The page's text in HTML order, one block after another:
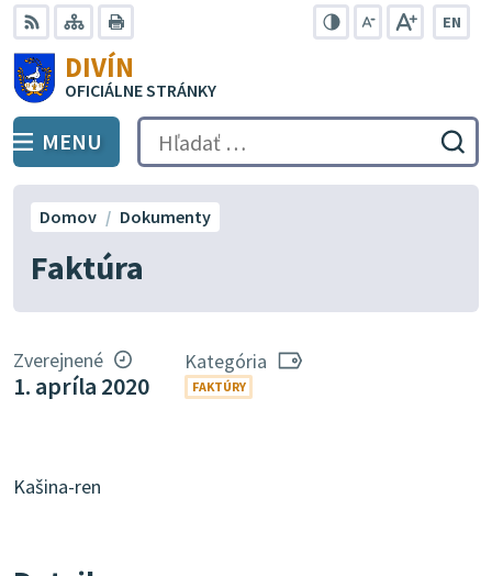
Preskočiť
na
obsah
RSS Mapa
EN
DIVÍN
OFICIÁLNE STRÁNKY
PREPNÚŤ
MENU Hľadať:
Faktúra
Domov Dokumenty
Zverejnené
1. apríla 2020
Kategória
FAKTÚRY
Kašina-ren